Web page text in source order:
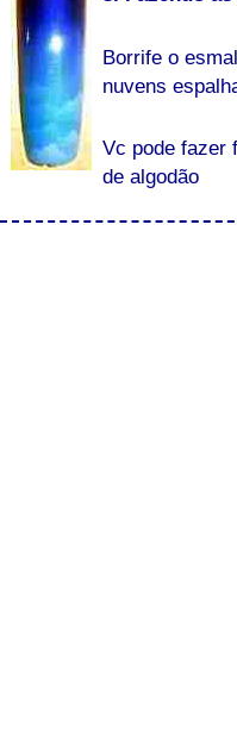
Borrife o
nuvens
Vc pode fazer
de algodão